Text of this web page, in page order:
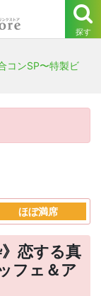
コンSP〜特製ビ
ほぼ満席
恋する真
フェ＆ア